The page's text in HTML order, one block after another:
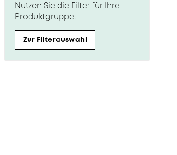
Nutzen Sie die Filter für Ihre
Produktgruppe.
Zur Filterauswahl